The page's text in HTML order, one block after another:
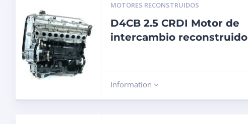
MOTORES RECONSTRUIDOS
D4CB 2.5 CRDI Motor de
intercambio reconstruido
Information